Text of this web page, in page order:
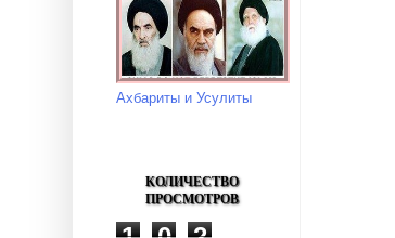
Ахбариты и Усулиты
КОЛИЧЕСТВО
ПРОСМОТРОВ